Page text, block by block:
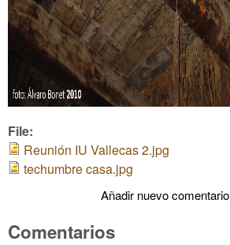
File:
Reunión IU Vallecas 2.jpg
techumbre casa.jpg
Añadir nuevo comentario
Comentarios